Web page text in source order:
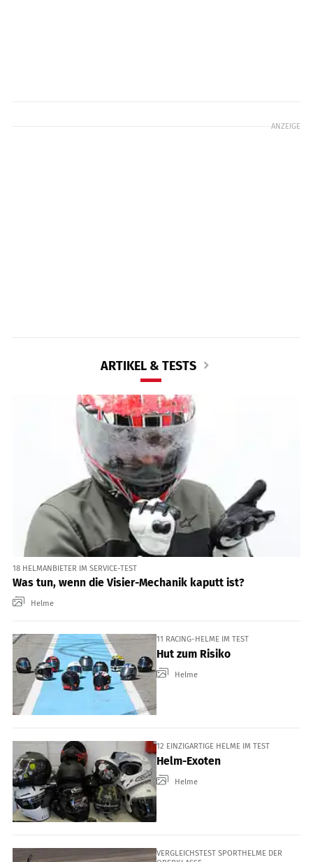
ANZEIGE
ARTIKEL & TESTS
18 HELMANBIETER IM SERVICE-TEST
Was tun, wenn die Visier-Mechanik kaputt ist?
Helme
11 RACING-HELME IM TEST
Hut zum Risiko
Helme
12 EINZIGARTIGE HELME IM TEST
Helm-Exoten
Helme
VERGLEICHSTEST SPORTHELME DER